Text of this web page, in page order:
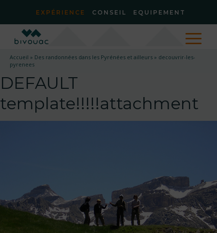
EXPÉRIENCE CONSEIL EQUIPEMENT
Accueil » Des randonnées dans les Pyrénées et ailleurs » decouvrir-les-
pyrenees
DEFAULT
template!!!!!attachment